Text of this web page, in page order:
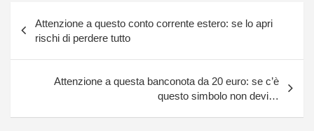
articoli
Attenzione a questo conto corrente estero: se lo apri
rischi di perdere tutto
Attenzione a questa banconota da 20 euro: se c’è
questo simbolo non devi…